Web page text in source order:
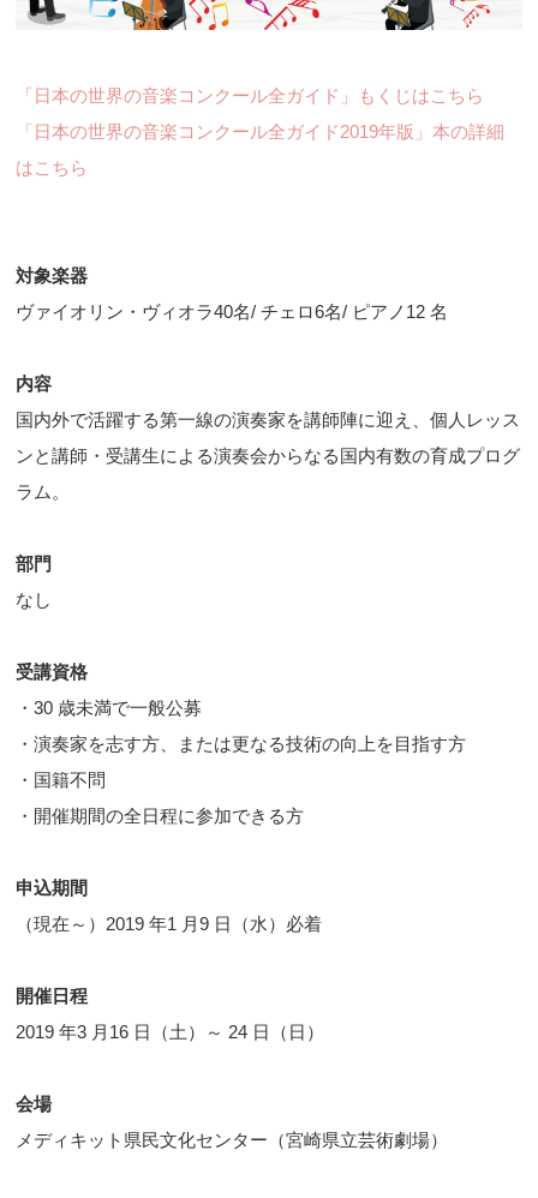
「日本の世界の音楽コンクール全ガイド」もくじはこちら
「日本の世界の音楽コンクール全ガイド2019年版」本の詳細
はこちら
対象楽器
ヴァイオリン・ヴィオラ40名/ チェロ6名/ ピアノ12 名
内容
国内外で活躍する第一線の演奏家を講師陣に迎え、個人レッス
ンと講師・受講生による演奏会からなる国内有数の育成プログ
ラム。
部門
なし
受講資格
・30 歳未満で一般公募
・演奏家を志す方、または更なる技術の向上を目指す方
・国籍不問
・開催期間の全日程に参加できる方
申込期間
（現在～）2019 年1 月9 日（水）必着
開催日程
2019 年3 月16 日（土）～ 24 日（日）
会場
メディキット県民文化センター（宮崎県立芸術劇場）